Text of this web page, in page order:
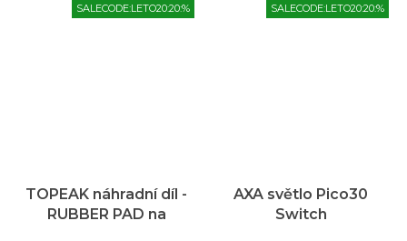
SALECODE:LETO20:20:%
TOPEAK náhradní díl -
RUBBER PAD na
SALECODE:LETO20:20:%
AXA světlo Pico30
Switch